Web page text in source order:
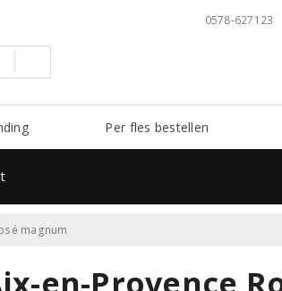
0578-627123
Per fles bestellen
magnum
en-Provence